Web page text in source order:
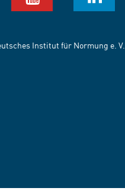
Institut für Normung e. V.